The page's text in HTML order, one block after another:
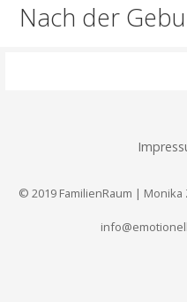
Nach der
© 2019 FamilienRaum | Monika